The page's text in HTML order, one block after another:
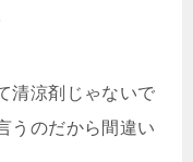
清涼剤じゃないで
うのだから間違い